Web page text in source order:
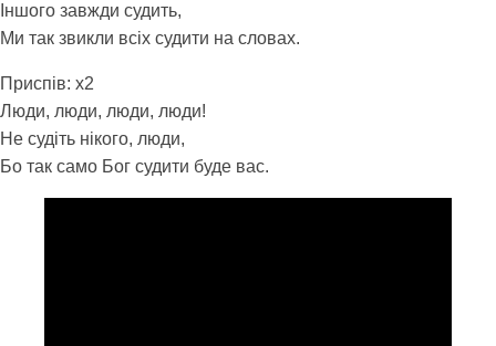
Іншого завжди судить,
Ми так звикли всіх судити на словах.
Приспів: x2
Люди, люди, люди, люди!
Не судіть нікого, люди,
Бо так само Бог судити буде вас.